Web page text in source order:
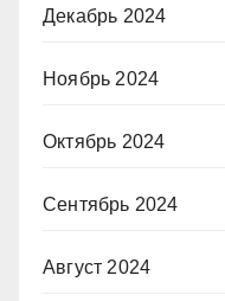
Декабрь 2024
Ноябрь 2024
Октябрь 2024
Сентябрь 2024
Август 2024